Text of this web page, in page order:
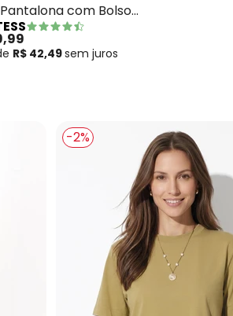
com Bolsos
R$ 42,49sem juros
-2%